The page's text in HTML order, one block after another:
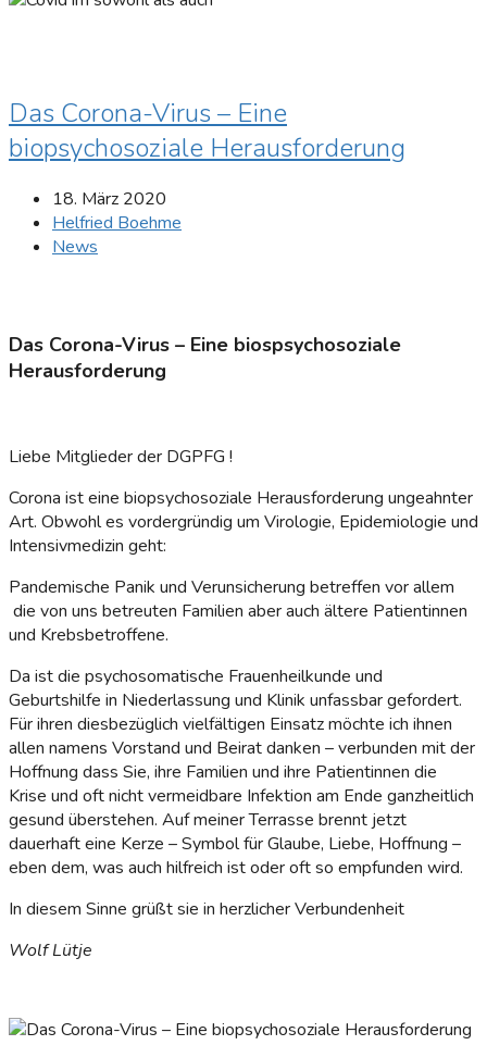
Das Corona-Virus – Eine
biopsychosoziale Herausforderung
18. März 2020
Helfried Boehme
News
Das Corona-Virus – Eine biospsychosoziale
Herausforderung
Liebe Mitglieder der DGPFG !
Corona ist eine biopsychosoziale Herausforderung ungeahnter
Art. Obwohl es vordergründig um Virologie, Epidemiologie und
Intensivmedizin geht:
Pandemische Panik und Verunsicherung betreffen vor allem
die von uns betreuten Familien aber auch ältere Patientinnen
und Krebsbetroffene.
Da ist die psychosomatische Frauenheilkunde und
Geburtshilfe in Niederlassung und Klinik unfassbar gefordert.
Für ihren diesbezüglich vielfältigen Einsatz möchte ich ihnen
allen namens Vorstand und Beirat danken – verbunden mit der
Hoffnung dass Sie, ihre Familien und ihre Patientinnen die
Krise und oft nicht vermeidbare Infektion am Ende ganzheitlich
gesund überstehen. Auf meiner Terrasse brennt jetzt
dauerhaft eine Kerze – Symbol für Glaube, Liebe, Hoffnung –
eben dem, was auch hilfreich ist oder oft so empfunden wird.
In diesem Sinne grüßt sie in herzlicher Verbundenheit
Wolf Lütje